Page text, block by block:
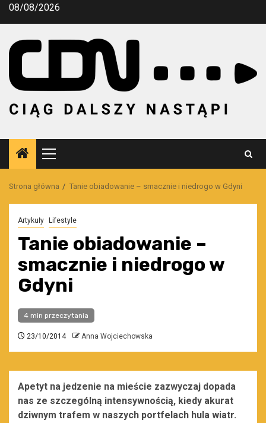
Przejdź
08/08/2026
Menu
główne
Strona główna Tanie obiadowanie – smacznie i niedrogo w Gdyni
Artykuły Lifestyle
Tanie obiadowanie –
smacznie i niedrogo w
Gdyni
4 min przeczytania
23/10/2014 Anna Wojciechowska
Apetyt na jedzenie na mieście zazwyczaj dopada
nas ze szczególną intensywnością, kiedy akurat
dziwnym trafem w naszych portfelach hula wiatr.